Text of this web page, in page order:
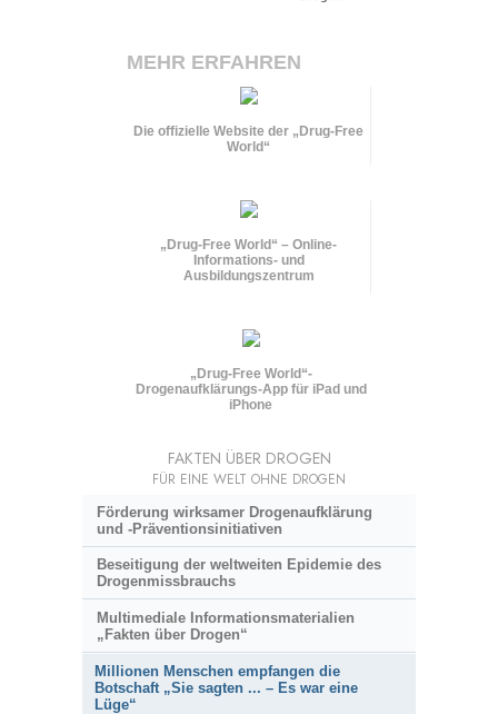
MEHR ERFAHREN
Die offizielle Website der „Drug-Free
World“
„Drug-Free World“ – Online-
Informations- und
Ausbildungszentrum
„Drug-Free World“-
Drogenaufklärungs-App für iPad und
iPhone
FAKTEN ÜBER DROGEN
FÜR EINE WELT OHNE DROGEN
Förderung wirksamer Drogenaufklärung
und -Präventionsinitiativen
Beseitigung der weltweiten Epidemie des
Drogenmissbrauchs
Multimediale Informationsmaterialien
„Fakten über Drogen“
Millionen Menschen empfangen die
Botschaft „Sie sagten ... – Es war eine
Lüge“